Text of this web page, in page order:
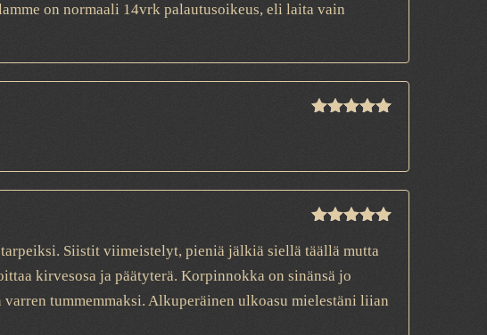
on normaali 14vrk palautusoikeus, eli laita vain
of 5
Siistit viimeistelyt, pieniä jälkiä siellä täällä mutta
kirvesosa ja päätyterä. Korpinnokka on sinänsä jo
tummemmaksi. Alkuperäinen ulkoasu mielestäni liian